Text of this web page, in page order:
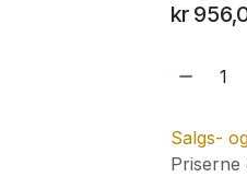
kr
Salgs-
Priserne